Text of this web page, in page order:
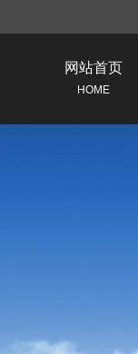
网站首页
HOME